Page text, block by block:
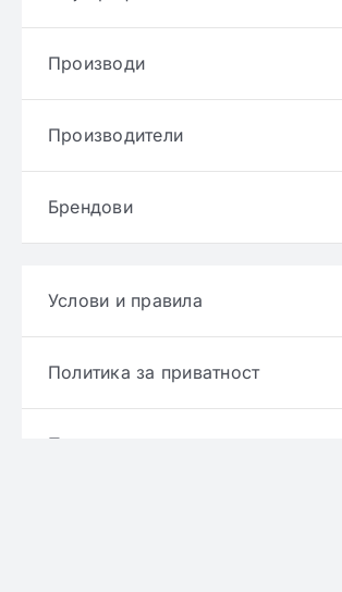
Производи
Производители
Брендови
Услови и правила
Политика за приватност
Политика за достава